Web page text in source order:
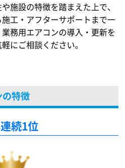
施設の特徴を踏まえた上で、
工・アフターサポートまで一
務用エアコンの導入・更新を
にご相談ください。
特徴
続1位